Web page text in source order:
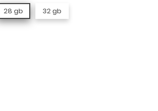
28 gb 32 gb